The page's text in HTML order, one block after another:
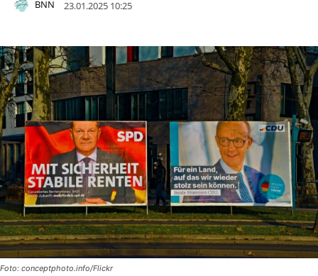
BNN 23.01.2025 10:25
Foto: conceptphoto.info/Flickr